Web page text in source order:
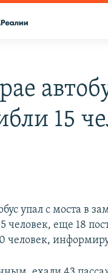
15
упал с моста в
еще 18
человек,